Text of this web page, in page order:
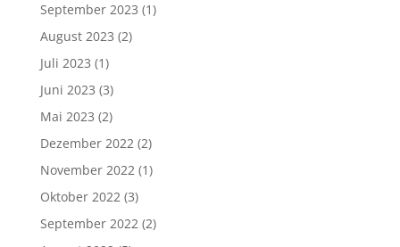
September 2023 (1)
August 2023 (2)
Juli 2023 (1)
Juni 2023 (3)
Mai 2023 (2)
Dezember 2022(2)
November 2022(1)
Oktober 2022(3)
September 2022(2)